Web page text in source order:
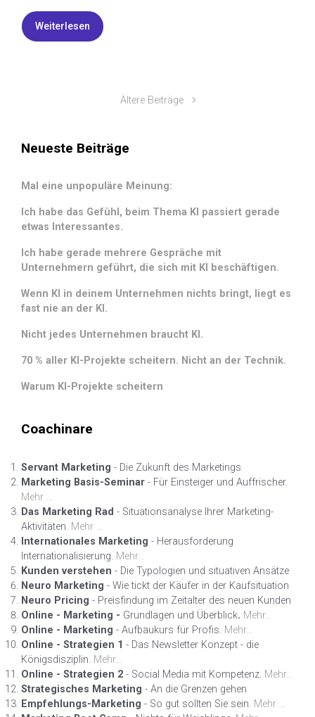
Weiterlesen
Ältere Beiträge
Neueste Beiträge
Mal eine unpopuläre Meinung:
Ich habe das Gefühl, beim Thema KI passiert gerade
etwas Interessantes.
Ich habe gerade mehrere Gespräche mit
Unternehmern geführt, die sich mit KI beschäftigen.
Wenn KI in deinem Unternehmen nichts bringt, liegt es
fast nie an der KI.
Nicht jedes Unternehmen braucht KI.
70 % aller KI-Projekte scheitern. Nicht an der Technik.
Warum KI-Projekte scheitern
Coachinare
Servant Marketing - Die Zukunft des Marketings
Marketing Basis-Seminar - Für Einsteiger und Auffrischer.
Mehr ...
Das Marketing Rad - Situationsanalyse Ihrer Marketing-
Aktivitäten. Mehr ...
Internationales Marketing - Herausforderung
Internationalisierung. Mehr...
Kunden verstehen - Die Typologien und situativen Ansätze
Neuro Marketing - Wie tickt der Käufer in der Kaufsituation
Neuro Pricing - Preisfindung im Zeitalter des neuen Kunden
Online - Marketing - Grundlagen und Überblick. Mehr...
Online - Marketing - Aufbaukurs für Profis. Mehr...
Online - Strategien 1 - Das Newsletter Konzept - die
Königsdisziplin. Mehr...
Online - Strategien 2 - Social Media mit Kompetenz. Mehr...
Strategisches Marketing - An die Grenzen gehen
Empfehlungs-Marketing - So gut sollten Sie sein. Mehr ...